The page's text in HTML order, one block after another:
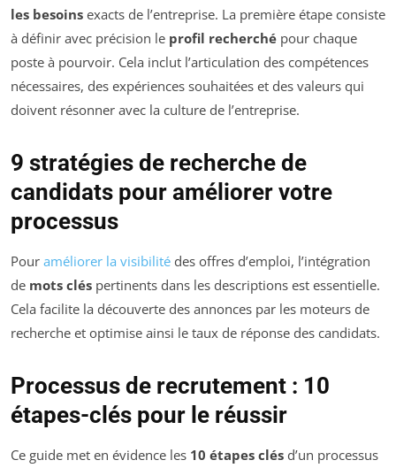
les besoins exacts de l’entreprise. La première étape consiste
à définir avec précision le profil recherché pour chaque
poste à pourvoir. Cela inclut l’articulation des compétences
nécessaires, des expériences souhaitées et des valeurs qui
doivent résonner avec la culture de l’entreprise.
9 stratégies de recherche de
candidats pour améliorer votre
processus
Pour améliorer la visibilité des offres d’emploi, l’intégration
de mots clés pertinents dans les descriptions est essentielle.
Cela facilite la découverte des annonces par les moteurs de
recherche et optimise ainsi le taux de réponse des candidats.
Processus de recrutement : 10
étapes-clés pour le réussir
Ce guide met en évidence les 10 étapes clés d’un processus